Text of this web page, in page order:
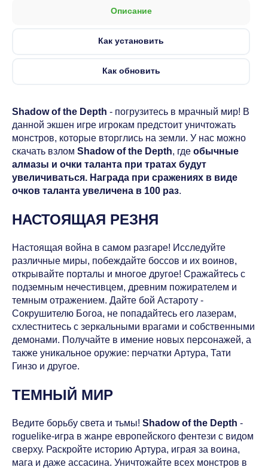
Описание
Как установить
Как обновить
Shadow of the Depth - погрузитесь в мрачный мир! В
данной экшен игре игрокам предстоит уничтожать
монстров, которые вторглись на земли. У нас можно
скачать взлом Shadow of the Depth, где обычные
алмазы и очки таланта при тратах будут
увеличиваться. Награда при сражениях в виде
очков таланта увеличена в 100 раз.
НАСТОЯЩАЯ РЕЗНЯ
Настоящая война в самом разгаре! Исследуйте
различные миры, побеждайте боссов и их воинов,
открывайте порталы и многое другое! Сражайтесь с
подземным нечестивцем, древним пожирателем и
темным отражением. Дайте бой Астароту -
Сокрушителю Богоа, не попадайтесь его лазерам,
схлестнитесь с зеркальными врагами и собственными
демонами. Получайте в имение новых персонажей, а
также уникальное оружие: перчатки Артура, Тати
Гинзо и другое.
ТЕМНЫЙ МИР
Ведите борьбу света и тьмы! Shadow of the Depth -
roguelike-игра в жанре европейского фентези с видом
сверху. Раскройте историю Артура, играя за воина,
мага и даже ассасина. Уничтожайте всех монстров в